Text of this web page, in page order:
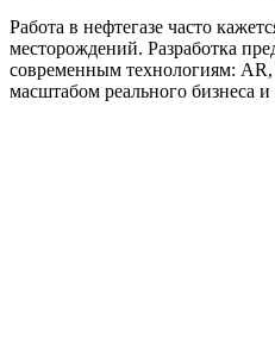
Работа в нефтегазе часто
месторождений. Разработка
современным технологиям:
масштабом реального бизнеса